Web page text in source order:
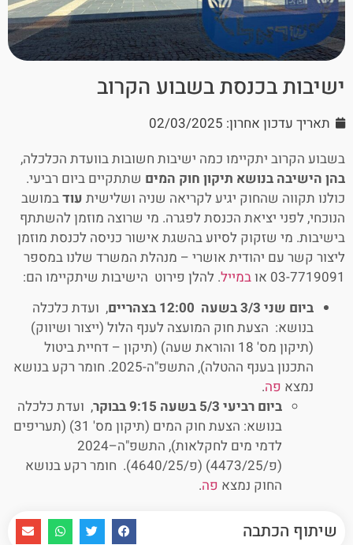
ישיבות בכנסת בשבוע הקרוב
תאריך עדכון אחרון: 02/03/2025
בשבוע הקרוב יתקיימו כמה ישיבות חשובות בוועדת הכלכלה,
בהן הישיבה בנושא תיקון חוק המים שתתקיים ביום רביעי.
כולנו תקווה שהחוק יגיע לקריאה שניה ושלישית עודבמושב
הנוכחי, לפני יציאת הכנסת לפגרה. מי שרוצה מוזמן להשתתף
בישיבות. מי שזקוק לסיוע בהשגת אישור כניסה לכנסת מוזמן
ליצור קשר עם יהודית אושרי – מנהלת המשרד שלנו במספר
03-7719091 או
במייל. להלן פירוט הישיבות שיתקיימו הם:
ביום שני 3/3 בשעה 12:00 בצהריים
, ועדת כלכלה
בנושא: הצעת חוק המועצה לענף הלול (ייצור ושיווק)
(תיקון מס' 18 והוראת שעה) (תיקון – דחיית ביטול
התכנון בענף ההטלה), התשפ"ה-2025. חומר רקע בנושא
נמצא פה.
ביום רביעי 5/3 בשעה 9:15 בבוקר
, ועדת כלכלה
בנושא: הצעת חוק המים (תיקון מס' 31) (תעריפים
לדמי מים לחקלאות), התשפ"ה–2024
(פ/4473/25) (פ/4640/25). חומר רקע בנושא
החוק נמצא פה.
שיתוף הכתבה